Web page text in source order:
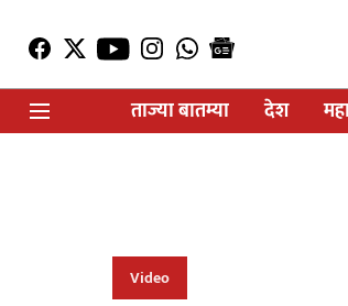
ताज्या बातम्या
देश
Video